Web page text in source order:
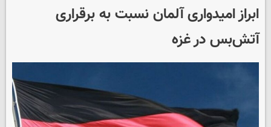
ابراز امیدواری آلمان نسبت به برقراری
آتش‌بس در غزه